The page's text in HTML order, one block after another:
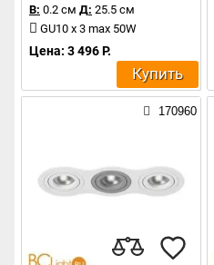
В: 0.2 см Д: 25.5 см
GU10 x 3 max 50W
Цена: 3 496 Р.
Купить
170960